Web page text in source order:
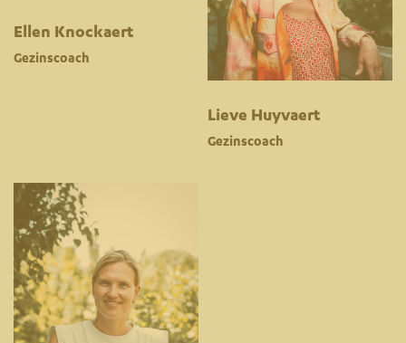
Ellen Knockaert
Gezinscoach
Lieve Huyvaert
Gezinscoach